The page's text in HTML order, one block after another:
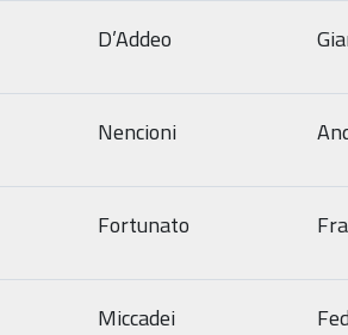
D’Addeo
Nencioni
Fortunato
Miccadei